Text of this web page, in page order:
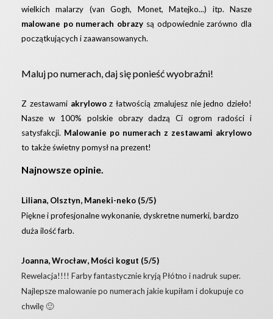
wielkich malarzy (van Gogh, Monet, Matejko...) itp. Nasze
malowane po numerach obrazy są odpowiednie zarówno dla
początkujących i zaawansowanych.
Maluj po numerach, daj się ponieść wyobraźni!
Z zestawami akrylowoz łatwością zmalujesz nie jedno dzieło!
Nasze w 100% polskie obrazy dadzą Ci ogrom radości i
satysfakcji. Malowanie po numerach z zestawami akrylowo
to także świetny pomysł na prezent!
Najnowsze opinie.
Liliana, Olsztyn, Maneki-neko (5/5)
Piękne i profesjonalne wykonanie, dyskretne numerki, bardzo
duża ilość farb.
Joanna, Wrocław, Mości kogut (5/5)
Rewelacja!!!! Farby fantastycznie kryją Płótno i nadruk super.
Najlepsze malowanie po numerach jakie kupiłam i dokupuje co
chwilę 🙂